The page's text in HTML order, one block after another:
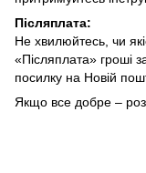
Післяплата:
Не хвилюйтесь, чи
«Післяплата» гроші
посилку на Новій
Якщо все добре –